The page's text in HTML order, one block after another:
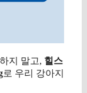
지 말고, 힐스
로 우리 강아지